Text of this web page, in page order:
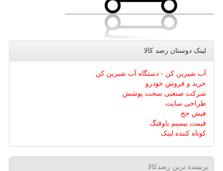
لینک دوستان رصد كالا
آب شیرین کن - دستگاه آب شیرین کن
خرید و فروش خودرو
شرکت صنعتی سخت پوشش
طراحی سایت
فیش حج
قیمت بیسیم باوفنگ
کوتاه کننده لینک
پربیننده ترین رصدکالا